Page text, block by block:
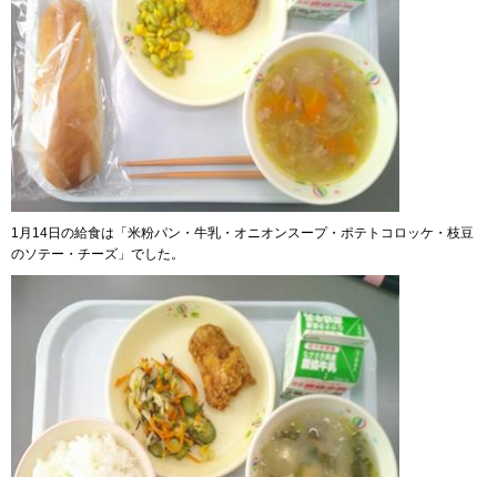
1月14日の給食は「米粉パン・牛乳・オニオンスープ・ポテトコロッケ・枝豆
のソテー・チーズ」でした。